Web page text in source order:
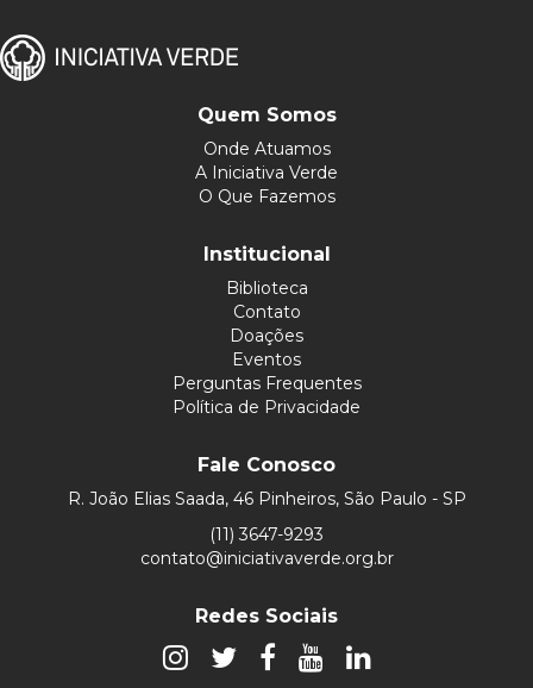
Quem Somos
Onde Atuamos
A Iniciativa Verde
O Que Fazemos
Institucional
Biblioteca
Contato
Doações
Eventos
Perguntas Frequentes
Política de Privacidade
Fale Conosco
R. João Elias Saada, 46 Pinheiros, São Paulo - SP
(11) 3647-9293
contato@iniciativaverde.org.br
Redes Sociais